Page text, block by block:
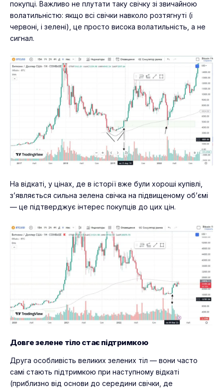
покупці. Важливо не плутати таку свічку зі звичайною
волатильністю: якщо всі свічки навколо розтягнуті (і
червоні, і зелені), це просто висока волатильність, а не
сигнал.
На відкаті, у цінах, де в історії вже були хороші купівлі,
з’являється сильна зелена свічка на підвищеному об’ємі
— це підтверджує інтерес покупців до цих цін.
Довге зелене тіло стає підтримкою
Друга особливість великих зелених тіл — вони часто
самі стають підтримкою при наступному відкаті
(приблизно від основи до середини свічки, де